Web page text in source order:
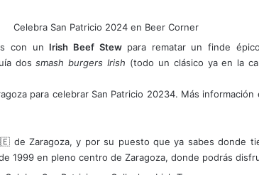
con un Irish Beef Stewpara rematar un finde
dossmash burgers Irish (todo un clásico ya en la
para celebrar San Patricio 20234. Más información
de Zaragoza, y por su puesto que ya sabes donde
1999 en pleno centro de Zaragoza, donde podrás